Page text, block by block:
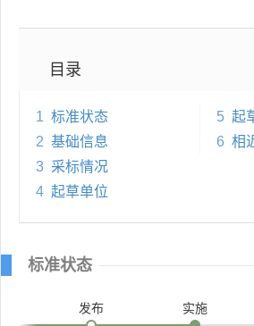
目录
1 标准状态
2 基础信息
3 采标情况
4 起草单位
5 起
6 相
标准状态
发布 实施